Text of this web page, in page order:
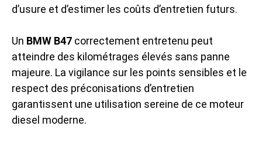
d’usure et d’estimer les coûts d’entretien futurs.
Un BMW B47 correctement entretenu peut
atteindre des kilométrages élevés sans panne
majeure. La vigilance sur les points sensibles et le
respect des préconisations d’entretien
garantissent une utilisation sereine de ce moteur
diesel moderne.